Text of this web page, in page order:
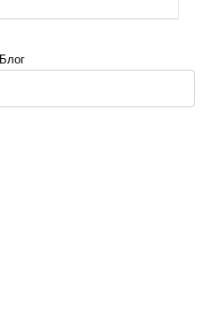
Блог